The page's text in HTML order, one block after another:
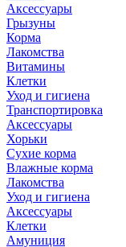
Аксессуары
Грызуны
Корма
Лакомства
Витамины
Клетки
Уход и гигиена
Транспортировка
Аксессуары
Хорьки
Сухие корма
Влажные корма
Лакомства
Уход и гигиена
Аксессуары
Клетки
Амуниция